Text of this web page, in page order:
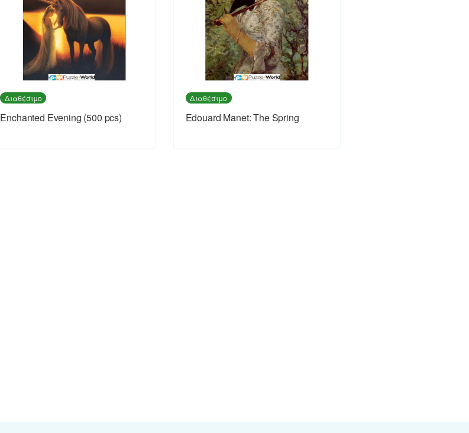
Διαθέσιμο
Enchanted Evening (500 pcs)
Διαθέσιμο
Εdouard Manet: The Spring